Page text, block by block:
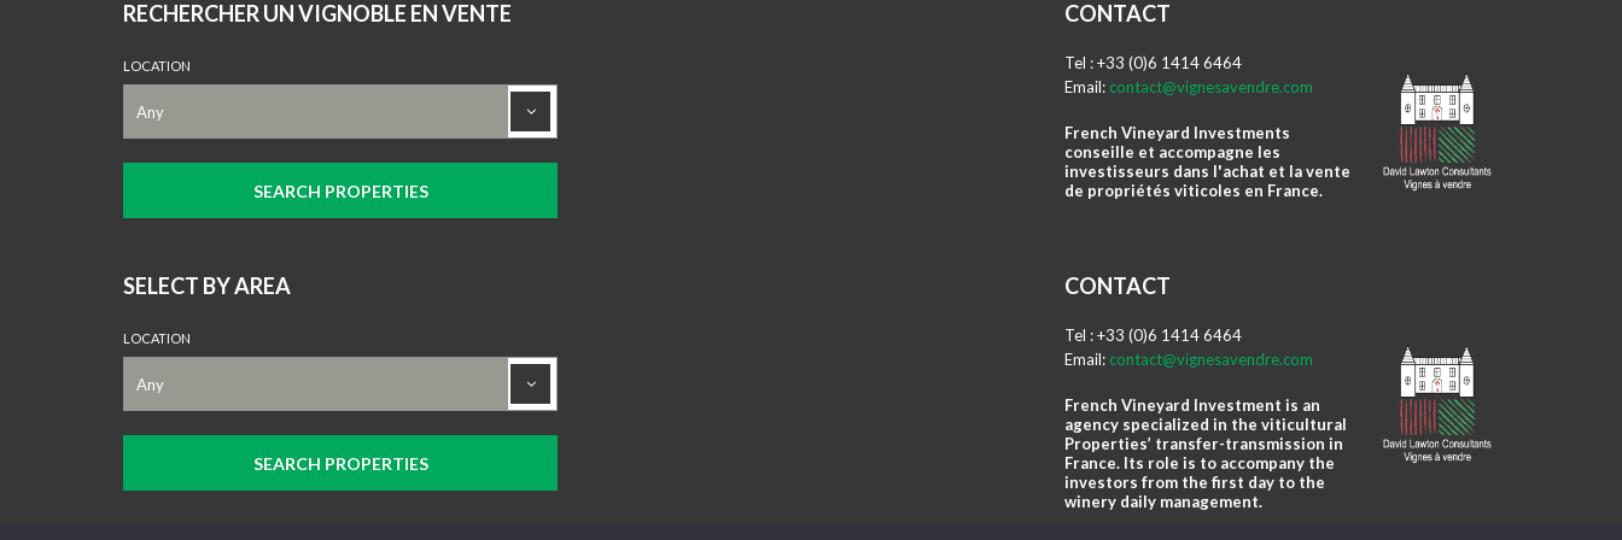
RECHERCHER UN VIGNOBLE EN VENTE
LOCATION
SELECT BY AREA
LOCATION
CONTACT
Tel : +33 (0)6 1414 6464
Email: contact@vignesavendre.com
French Vineyard Investments
conseille et accompagne les
investisseurs dans l'achat et la vente
de propriétés viticoles en France.
CONTACT
Tel : +33 (0)6 1414 6464
Email: contact@vignesavendre.com
French Vineyard Investment is an
agency specialized in the viticultural
Properties’ transfer-transmission in
France. Its role is to accompany the
investors from the first day to the
winery daily management.